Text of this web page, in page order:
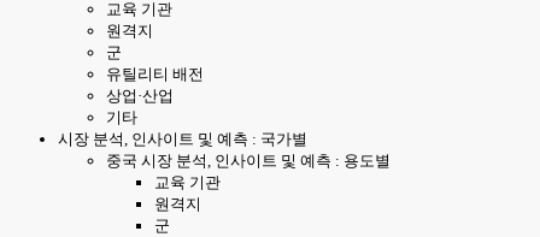
교육 기관
원격지
군
유틸리티 배전
상업·산업
기타
시장 분석, 인사이트 및 예측 : 국가별
중국 시장 분석, 인사이트 및 예측 : 용도별
교육 기관
원격지
군